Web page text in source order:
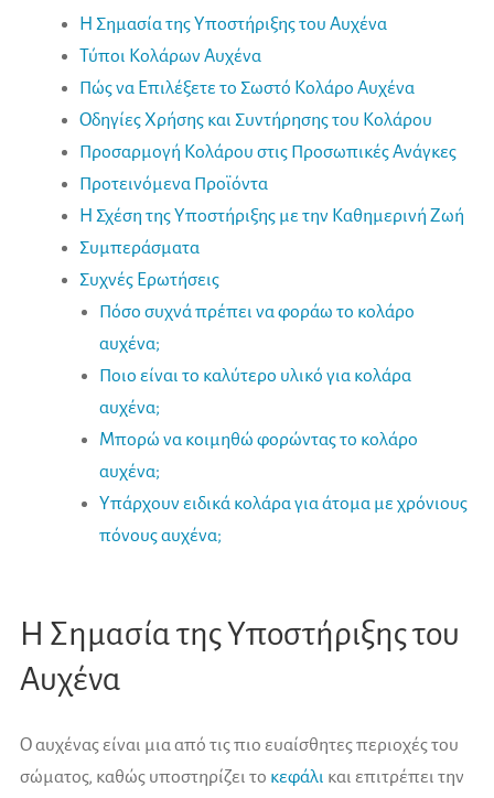
Η Σημασία της Υποστήριξης του Αυχένα
Τύποι Κολάρων Αυχένα
Πώς να Επιλέξετε το Σωστό Κολάρο Αυχένα
Οδηγίες Χρήσης και Συντήρησης του Κολάρου
Προσαρμογή Κολάρου στις Προσωπικές Ανάγκες
Προτεινόμενα Προϊόντα
Η Σχέση της Υποστήριξης με την Καθημερινή Ζωή
Συμπεράσματα
Συχνές Ερωτήσεις
Πόσο συχνά πρέπει να φοράω το κολάρο
αυχένα;
Ποιο είναι το καλύτερο υλικό για κολάρα
αυχένα;
Μπορώ να κοιμηθώ φορώντας το κολάρο
αυχένα;
Υπάρχουν ειδικά κολάρα για άτομα με χρόνιους
πόνους αυχένα;
Η Σημασία της Υποστήριξης του
Αυχένα
Ο αυχένας είναι μια από τις πιο ευαίσθητες περιοχές του
σώματος, καθώς υποστηρίζει το κεφάλι και επιτρέπει την